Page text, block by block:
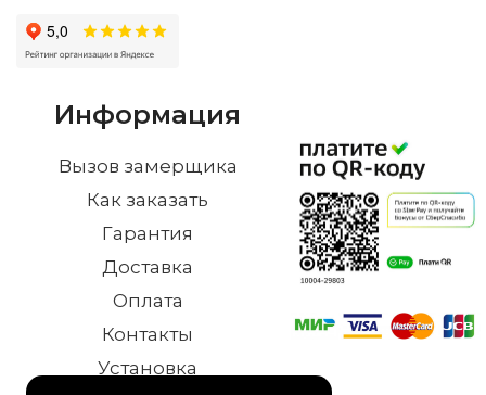
Информация
Вызов замерщика
Как заказать
Гарантия
Доставка
Оплата
Контакты
Установка